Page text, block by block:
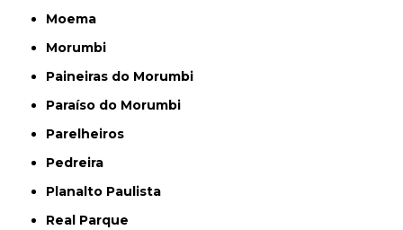
Moema
Morumbi
Paineiras do Morumbi
Paraíso do Morumbi
Parelheiros
Pedreira
Planalto Paulista
Real Parque